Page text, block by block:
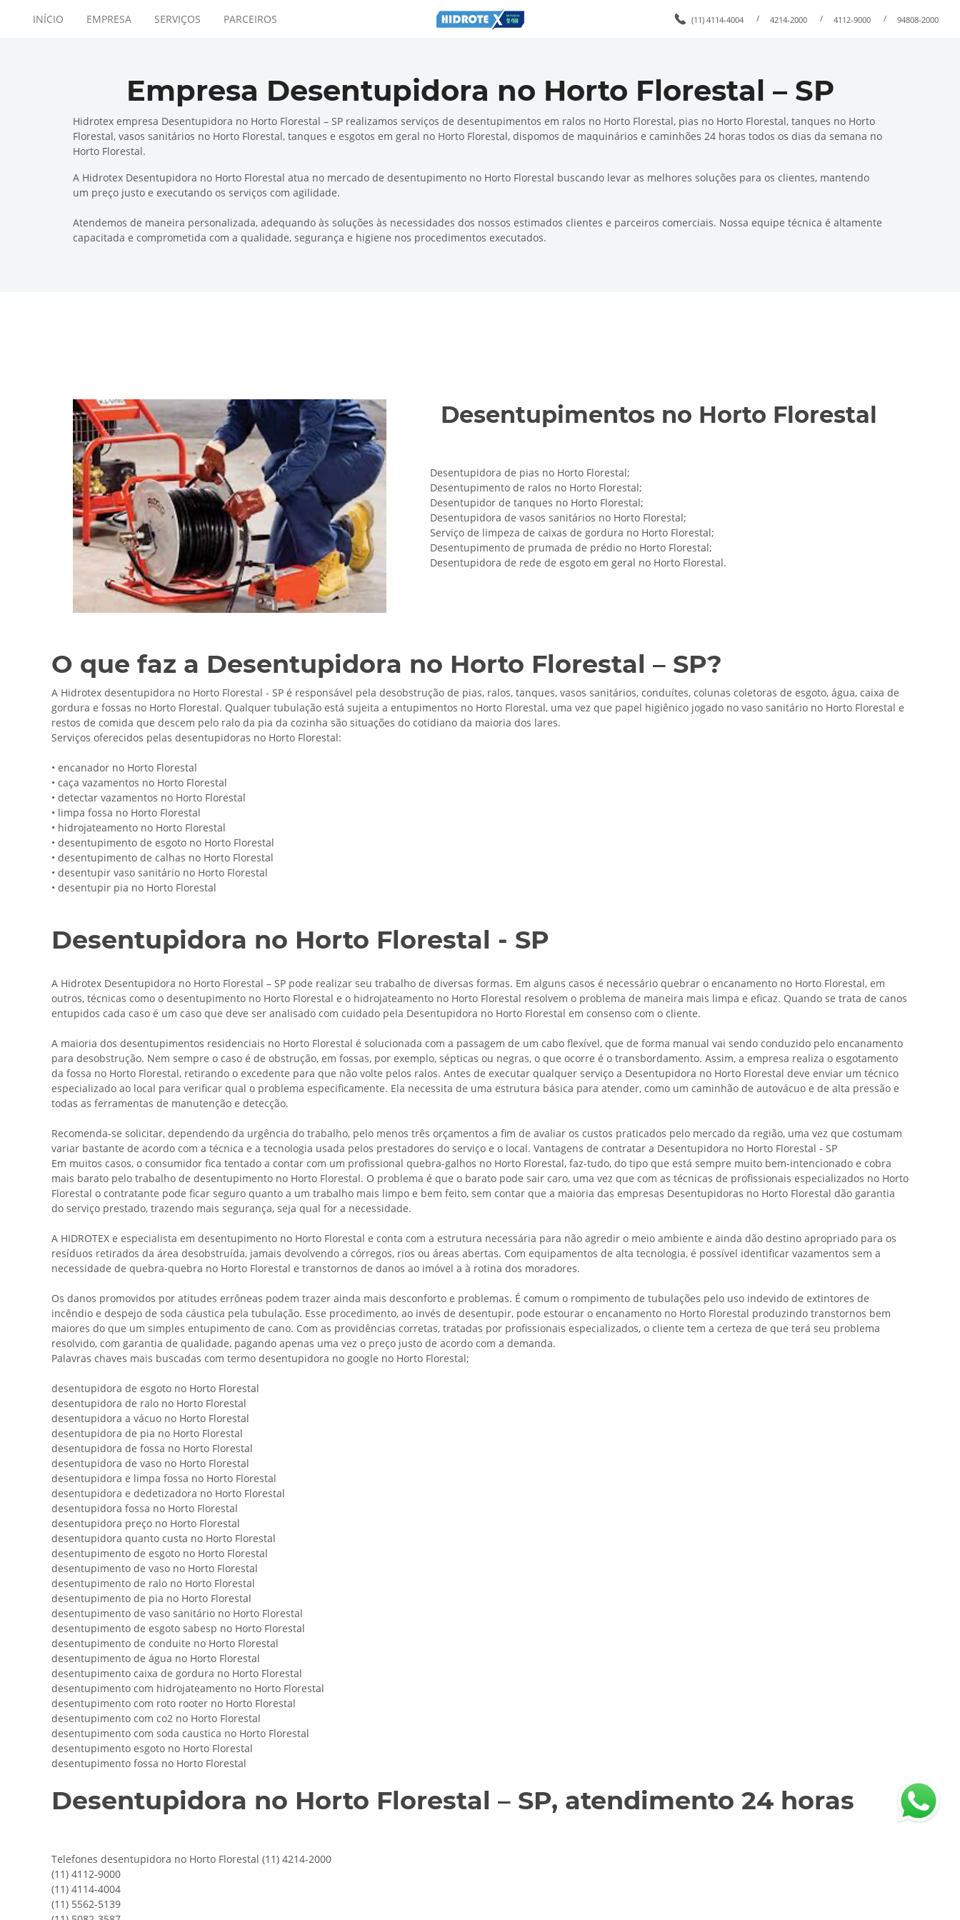
INÍCIO EMPRESA SERVIÇOS PARCEIROS (11) 4114-4004 / 4214-2000 / 4112-9000 / 94808-2000
Empresa Desentupidora no Horto Florestal – SP
Hidrotex empresa Desentupidora no Horto Florestal – SP realizamos serviços de desentupimentos em ralos no Horto Florestal, pias no Horto Florestal, tanques no Horto
Florestal, vasos sanitários no Horto Florestal, tanques e esgotos em geral no Horto Florestal, dispomos de maquinários e caminhões 24 horas todos os dias da semana no
Horto Florestal.
A Hidrotex Desentupidora no Horto Florestal atua no mercado de desentupimento no Horto Florestal buscando levar as melhores soluções para os clientes, mantendo
um preço justo e executando os serviços com agilidade.
Atendemos de maneira personalizada, adequando às soluções às necessidades dos nossos estimados clientes e parceiros comerciais. Nossa equipe técnica é altamente
capacitada e comprometida com a qualidade, segurança e higiene nos procedimentos executados.
Desentupimentos no Horto Florestal
Desentupidora de pias no Horto Florestal;
Desentupimento de ralos no Horto Florestal;
Desentupidor de tanques no Horto Florestal;
Desentupidora de vasos sanitários no Horto Florestal;
Serviço de limpeza de caixas de gordura no Horto Florestal;
Desentupimento de prumada de prédio no Horto Florestal;
Desentupidora de rede de esgoto em geral no Horto Florestal.
O que faz a Desentupidora no Horto Florestal – SP?
A Hidrotex desentupidora no Horto Florestal - SP é responsável pela desobstrução de pias, ralos, tanques, vasos sanitários, conduítes, colunas coletoras de esgoto, água, caixa de
gordura e fossas no Horto Florestal. Qualquer tubulação está sujeita a entupimentos no Horto Florestal, uma vez que papel higiênico jogado no vaso sanitário no Horto Florestal e
restos de comida que descem pelo ralo da pia da cozinha são situações do cotidiano da maioria dos lares.
Serviços oferecidos pelas desentupidoras no Horto Florestal:
• encanador no Horto Florestal
• caça vazamentos no Horto Florestal
• detectar vazamentos no Horto Florestal
• limpa fossa no Horto Florestal
• hidrojateamento no Horto Florestal
• desentupimento de esgoto no Horto Florestal
• desentupimento de calhas no Horto Florestal
• desentupir vaso sanitário no Horto Florestal
• desentupir pia no Horto Florestal
Desentupidora no Horto Florestal - SP
A Hidrotex Desentupidora no Horto Florestal – SP pode realizar seu trabalho de diversas formas. Em alguns casos é necessário quebrar o encanamento no Horto Florestal, em
outros, técnicas como o desentupimento no Horto Florestal e o hidrojateamento no Horto Florestal resolvem o problema de maneira mais limpa e eficaz. Quando se trata de canos
entupidos cada caso é um caso que deve ser analisado com cuidado pela Desentupidora no Horto Florestal em consenso com o cliente.
A maioria dos desentupimentos residenciais no Horto Florestal é solucionada com a passagem de um cabo flexível, que de forma manual vai sendo conduzido pelo encanamento
para desobstrução. Nem sempre o caso é de obstrução, em fossas, por exemplo, sépticas ou negras, o que ocorre é o transbordamento. Assim, a empresa realiza o esgotamento
da fossa no Horto Florestal, retirando o excedente para que não volte pelos ralos. Antes de executar qualquer serviço a Desentupidora no Horto Florestal deve enviar um técnico
especializado ao local para verificar qual o problema especificamente. Ela necessita de uma estrutura básica para atender, como um caminhão de autovácuo e de alta pressão e
todas as ferramentas de manutenção e detecção.
Recomenda-se solicitar, dependendo da urgência do trabalho, pelo menos três orçamentos a fim de avaliar os custos praticados pelo mercado da região, uma vez que costumam
variar bastante de acordo com a técnica e a tecnologia usada pelos prestadores do serviço e o local. Vantagens de contratar a Desentupidora no Horto Florestal - SP
Em muitos casos, o consumidor fica tentado a contar com um profissional quebra-galhos no Horto Florestal, faz-tudo, do tipo que está sempre muito bem-intencionado e cobra
mais barato pelo trabalho de desentupimento no Horto Florestal. O problema é que o barato pode sair caro, uma vez que com as técnicas de profissionais especializados no Horto
Florestal o contratante pode ficar seguro quanto a um trabalho mais limpo e bem feito, sem contar que a maioria das empresas Desentupidoras no Horto Florestal dão garantia
do serviço prestado, trazendo mais segurança, seja qual for a necessidade.
A HIDROTEX e especialista em desentupimento no Horto Florestal e conta com a estrutura necessária para não agredir o meio ambiente e ainda dão destino apropriado para os
resíduos retirados da área desobstruída, jamais devolvendo a córregos, rios ou áreas abertas. Com equipamentos de alta tecnologia, é possível identificar vazamentos sem a
necessidade de quebra-quebra no Horto Florestal e transtornos de danos ao imóvel a à rotina dos moradores.
Os danos promovidos por atitudes errôneas podem trazer ainda mais desconforto e problemas. É comum o rompimento de tubulações pelo uso indevido de extintores de
incêndio e despejo de soda cáustica pela tubulação. Esse procedimento, ao invés de desentupir, pode estourar o encanamento no Horto Florestal produzindo transtornos bem
maiores do que um simples entupimento de cano. Com as providências corretas, tratadas por profissionais especializados, o cliente tem a certeza de que terá seu problema
resolvido, com garantia de qualidade, pagando apenas uma vez o preço justo de acordo com a demanda.
Palavras chaves mais buscadas com termo desentupidora no google no Horto Florestal;
desentupidora de esgoto no Horto Florestal
desentupidora de ralo no Horto Florestal
desentupidora a vácuo no Horto Florestal
desentupidora de pia no Horto Florestal
desentupidora de fossa no Horto Florestal
desentupidora de vaso no Horto Florestal
desentupidora e limpa fossa no Horto Florestal
desentupidora e dedetizadora no Horto Florestal
desentupidora fossa no Horto Florestal
desentupidora preço no Horto Florestal
desentupidora quanto custa no Horto Florestal
desentupimento de esgoto no Horto Florestal
desentupimento de vaso no Horto Florestal
desentupimento de ralo no Horto Florestal
desentupimento de pia no Horto Florestal
desentupimento de vaso sanitário no Horto Florestal
desentupimento de esgoto sabesp no Horto Florestal
desentupimento de conduite no Horto Florestal
desentupimento de água no Horto Florestal
desentupimento caixa de gordura no Horto Florestal
desentupimento com hidrojateamento no Horto Florestal
desentupimento com roto rooter no Horto Florestal
desentupimento com co2 no Horto Florestal
desentupimento com soda caustica no Horto Florestal
desentupimento esgoto no Horto Florestal
desentupimento fossa no Horto Florestal
Desentupidora no Horto Florestal – SP, atendimento 24 horas
Telefones desentupidora no Horto Florestal (11) 4214-2000
(11) 4112-9000
(11) 4114-4004
(11) 5562-5139